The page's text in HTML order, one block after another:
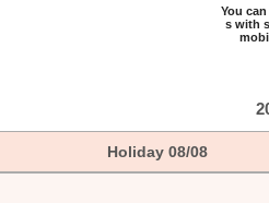
You
s with
Holiday 08/08